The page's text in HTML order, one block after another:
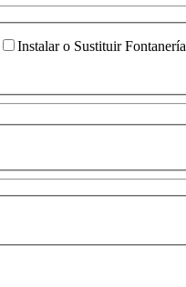
Instalar o Sustituir Fontanería